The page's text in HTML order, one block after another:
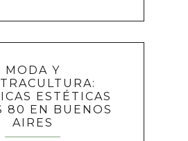
MODA Y
ESTÉTICAS
80 EN BUENOS
AIRES